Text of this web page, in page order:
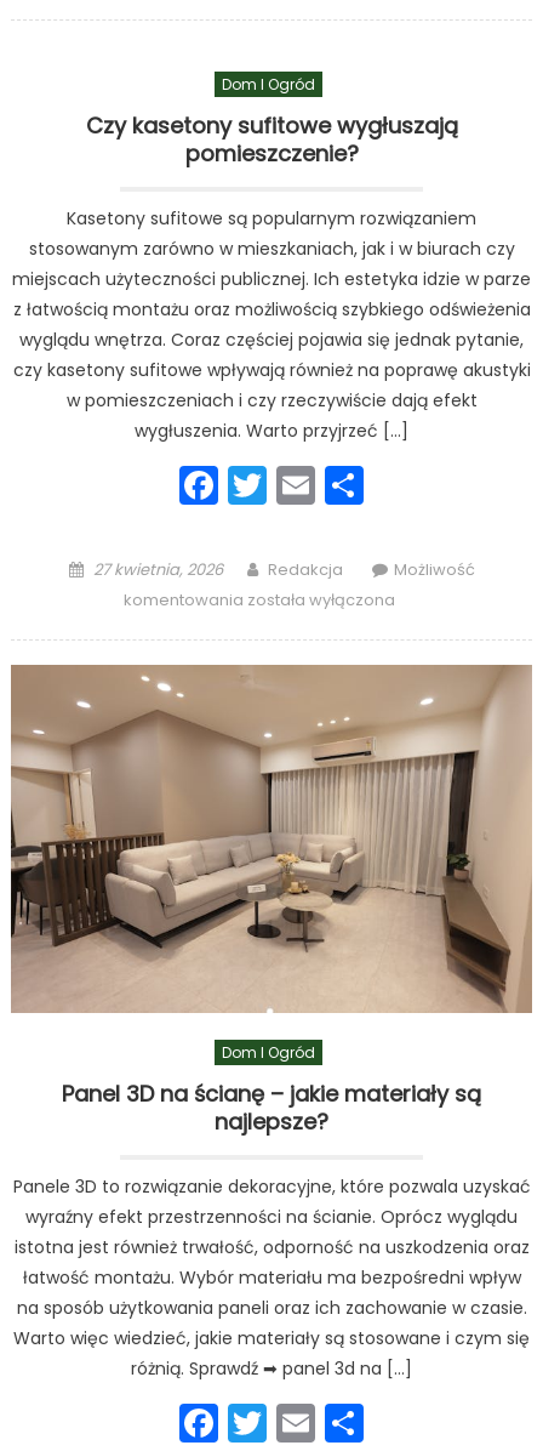
pomieszczenie?
Dom I Ogród
Czy kasetony sufitowe wygłuszają
pomieszczenie?
Kasetony sufitowe są popularnym rozwiązaniem
stosowanym zarówno w mieszkaniach, jak i w biurach czy
miejscach użyteczności publicznej. Ich estetyka idzie w parze
z łatwością montażu oraz możliwością szybkiego odświeżenia
wyglądu wnętrza. Coraz częściej pojawia się jednak pytanie,
czy kasetony sufitowe wpływają również na poprawę akustyki
w pomieszczeniach i czy rzeczywiście dają efekt
wygłuszenia. Warto przyjrzeć […]
Facebook
Twitter
Email
Posted
27 kwietnia, 2026 Author
Redakcja
Możliwość
komentowania Czy
wygłuszają
została wyłączona
Dom I Ogród
Panel 3D na ścianę – jakie materiały są
najlepsze?
Panele 3D to rozwiązanie dekoracyjne, które pozwala uzyskać
wyraźny efekt przestrzenności na ścianie. Oprócz wyglądu
istotna jest również trwałość, odporność na uszkodzenia oraz
łatwość montażu. Wybór materiału ma bezpośredni wpływ
na sposób użytkowania paneli oraz ich zachowanie w czasie.
Warto więc wiedzieć, jakie materiały są stosowane i czym się
różnią. Sprawdź ➡ panel 3d na […]
Facebook
Twitter
Email